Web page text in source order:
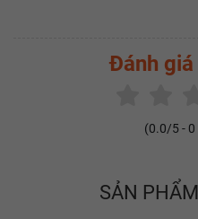
Đánh giá
(0.0/5 - 0
SẢN